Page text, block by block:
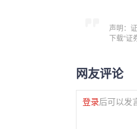
声明：
下载“证
网友评论
登录后可以发